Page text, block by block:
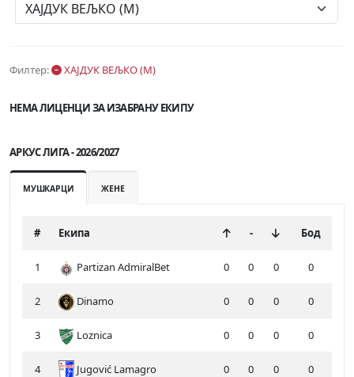
Филтер: ХАЈДУК ВЕЉКО (М)
НЕМА ЛИЦЕНЦИ ЗА ИЗАБРАНУ ЕКИПУ
АРКУС ЛИГА - 2026/2027
МУШКАРЦИ ЖЕНЕ
# Екипа - Бод
1 Partizan AdmiralBet 0 0 0 0
2 Dinamo 0 0 0 0
3 Loznica 0 0 0 0
4 Jugović Lamagro 0 0 0 0